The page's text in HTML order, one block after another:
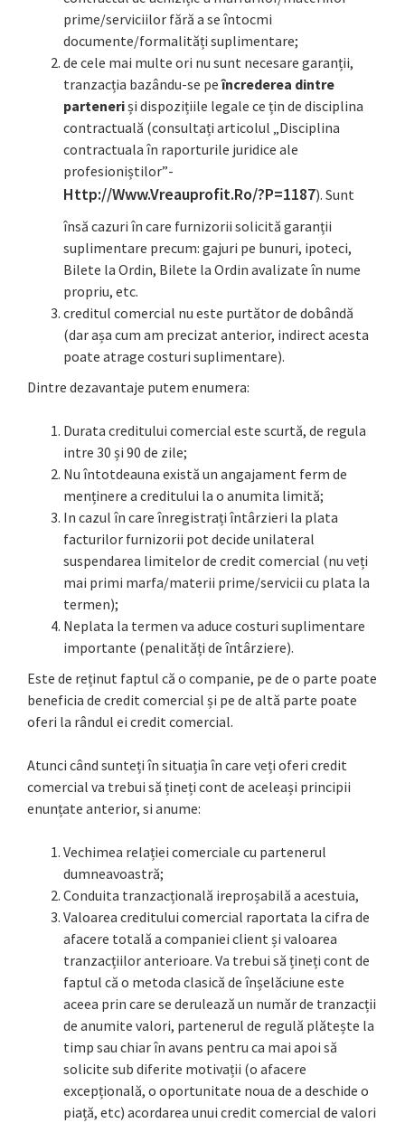
prime/serviciilor fără a se întocmi
documente/formalități suplimentare;
de cele mai multe ori nu sunt necesare garanții,
tranzacția bazându-se peîncrederea dintre
parteneriși dispozițiile legale ce țin de disciplina
contractuală (consultați articolul „Disciplina
contractuala în raporturile juridice ale
profesioniștilor”-
Http://www.vreauprofit.ro/?p=1187). Sunt
însă cazuri în care furnizorii solicită garanții
suplimentare precum: gajuri pe bunuri, ipoteci,
Bilete la Ordin, Bilete la Ordin avalizate în nume
propriu, etc.
creditul comercial nu este purtător de dobândă
(dar așa cum am precizat anterior, indirect acesta
poate atrage costuri suplimentare).
Dintre dezavantaje putem enumera:
Durata creditului comercial este scurtă, de regula
intre 30 și 90 de zile;
Nu întotdeauna există un angajament ferm de
menținere a creditului la o anumita limită;
In cazul în care înregistrați întârzieri la plata
facturilor furnizorii pot decide unilateral
suspendarea limitelor de credit comercial (nu veți
mai primi marfa/materii prime/servicii cu plata la
termen);
Neplata la termen va aduce costuri suplimentare
importante (penalități de întârziere).
Este de reținut faptul că o companie, pe de o parte poate
beneficia de credit comercial și pe de altă parte poate
oferi la rândul ei credit comercial.
Atunci când sunteți în situația în care veți oferi credit
comercial va trebui să țineți cont de aceleași principii
enunțate anterior, si anume:
Vechimea relației comerciale cu partenerul
dumneavoastră;
Conduita tranzacțională ireproșabilă a acestuia,
Valoarea creditului comercial raportata la cifra de
afacere totală a companiei client și valoarea
tranzacțiilor anterioare. Va trebui să țineți cont de
faptul că o metoda clasică de înșelăciune este
aceea prin care se derulează un număr de tranzacții
de anumite valori, partenerul de regulă plătește la
timp sau chiar în avans pentru ca mai apoi să
solicite sub diferite motivații (o afacere
excepțională, o oportunitate noua de a deschide o
piață, etc) acordarea unui credit comercial de valori